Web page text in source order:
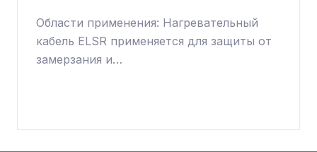
Области применения: Нагревательный
кабель ELSR применяется для защиты от
замерзания и…